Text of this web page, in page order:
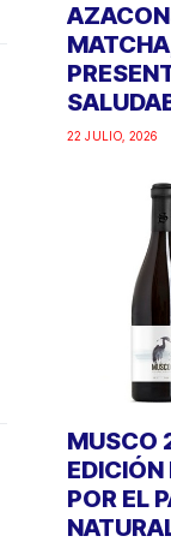
22 JULIO, 2026
MUSCO
POR EL